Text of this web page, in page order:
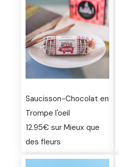
Saucisson-Chocolat en
Trompe l'oeil
12.95€ sur Mieux que
des fleurs